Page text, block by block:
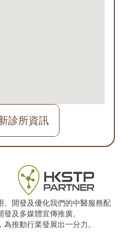
診所資訊
、開發及優化我們的中醫服務配
及多媒體宣傳推廣。
推動行業發展出一分力。